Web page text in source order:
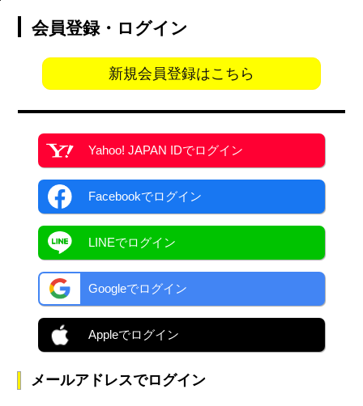
会員登録・ログイン
新規会員登録はこちら
Yahoo! JAPAN IDでログイン
Facebookでログイン
LINEでログイン
Googleでログイン
Appleでログイン
メールアドレスでログイン